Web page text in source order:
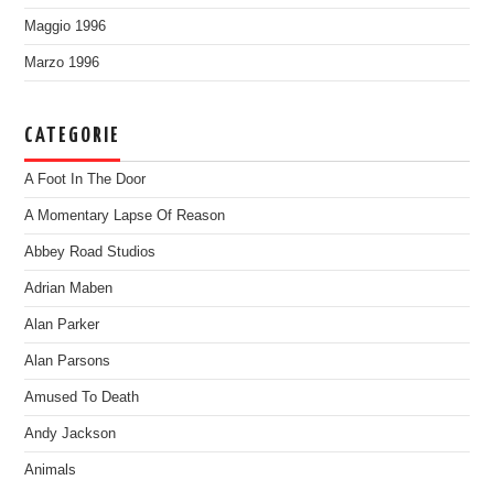
Maggio 1996
Marzo 1996
CATEGORIE
A Foot In The Door
A Momentary Lapse Of Reason
Abbey Road Studios
Adrian Maben
Alan Parker
Alan Parsons
Amused To Death
Andy Jackson
Animals